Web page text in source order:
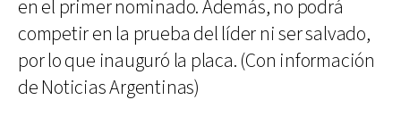
en el primer nominado. Además, no podrá
competir en la prueba del líder ni ser salvado,
por lo que inauguró la placa. (Con información
de Noticias Argentinas)